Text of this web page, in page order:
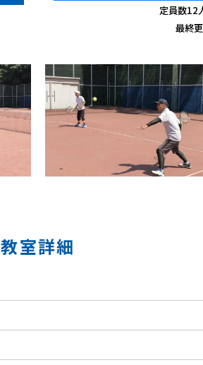
定員数12
最終
教室詳細